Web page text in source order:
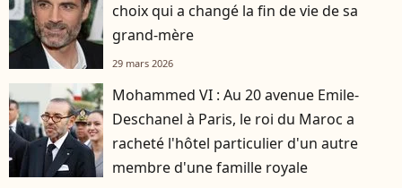
choix qui a changé la fin de vie de sa
grand-mère
29 mars 2026
Mohammed VI : Au 20 avenue Emile-
Deschanel à Paris, le roi du Maroc a
racheté l'hôtel particulier d'un autre
membre d'une famille royale